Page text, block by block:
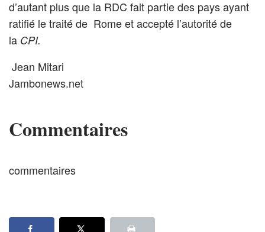
d’autant plus que la RDC fait partie des pays ayant
ratifié le traité de Rome et accepté l’autorité de
la CPI.
Jean Mitari
Jambonews.net
Commentaires
commentaires